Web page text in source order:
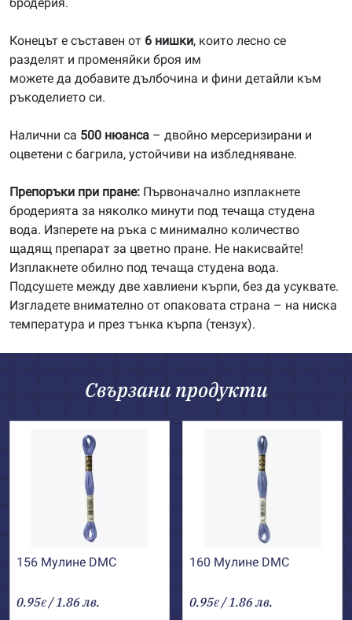
Конецът е съставен от 6 нишки, които лесно се
разделят и променяйки броя им
можете да добавите дълбочина и фини детайли към
ръкоделието си.
Налични са 500 нюанса – двойно мерсеризирани и
оцветени с багрила, устойчиви на избледняване.
Препоръки при пране: Първоначално изплакнете
бродерията за няколко минути под течаща студена
вода. Изперете на ръка с минимално количество
щадящ препарат за цветно пране. Не накисвайте!
Изплакнете обилно под течаща студена вода.
Подсушете между две хавлиени кърпи, без да усуквате.
Изгладете внимателно от опаковата страна – на ниска
температура и през тънка кърпа (тензух).
Свързани продукти
156 Мулине DMC
0.95€ / 1.86 лв.
160 Мулине DMC
0.95€ / 1.86 лв.